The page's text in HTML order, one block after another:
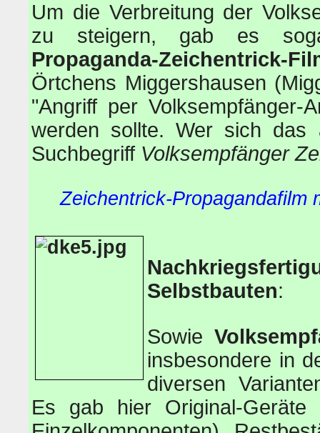
Um die Verbreitung der
zu steigern, gab es
Propaganda-Zeichentrick-
Örtchens Miggershausen
"Angriff per Volksempfänger-
werden sollte. Wer sich das
Suchbegriff Volksempfänger
Zeichentrick-Propagandafilm
Selbstbauten:
Sowie
insbesondere in
diversen
Es gab hier Original-Geräte